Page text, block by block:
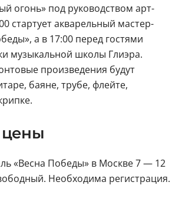
огонь» под руководством арт-
стартует акварельный мастер-
а в 17:00 перед гостями
музыкальной школы Глиэра.
произведения будут
баяне, трубе, флейте,
цены
«Весна Победы» в Москве 7 — 12
Необходима регистрация.